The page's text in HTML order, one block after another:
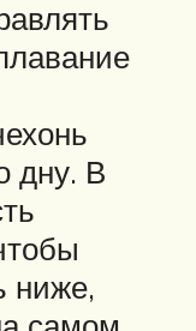
дну. В
ниже,